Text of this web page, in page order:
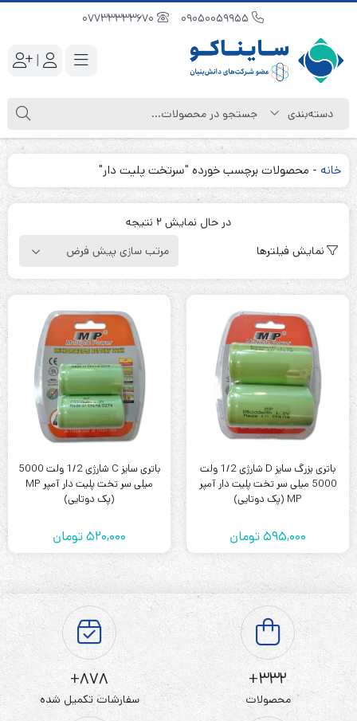
|
خانه - محصولات برچسب خورده "سرتخت پلیت دار"
در حال نمایش 2 نتیجه
نمایش فیلترها
باتری بزرگ سایز D شارژی 1/2 ولت
5000 میلی سر تخت پلیت دار آمپر
MP (پک دوتایی)
595,000تومان
باتری سایز C شارژی 1/2 ولت 5000
میلی سر تخت پلیت دار آمپر MP
(پک دوتایی)
520,000تومان
332+
محصولات
878+
سفارشات تکمیل شده